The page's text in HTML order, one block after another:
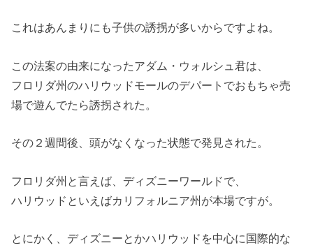
これはあんまりにも子供の誘拐が多いからですよね。
この法案の由来になったアダム・ウォルシュ君は、
フロリダ州のハリウッドモールのデパートでおもちゃ売
場で遊んでたら誘拐された。
その２週間後、頭がなくなった状態で発見された。
フロリダ州と言えば、ディズニーワールドで、
ハリウッドといえばカリフォルニア州が本場ですが。
とにかく、ディズニーとかハリウッドを中心に国際的な